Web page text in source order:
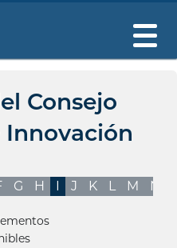
Consejo
Innovación
G H I J K L M N